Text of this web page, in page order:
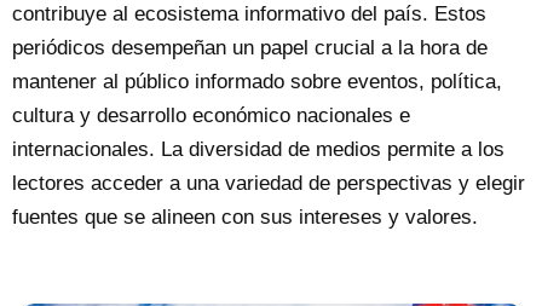
contribuye al ecosistema informativo del país. Estos
periódicos desempeñan un papel crucial a la hora de
mantener al público informado sobre eventos, política,
cultura y desarrollo económico nacionales e
internacionales. La diversidad de medios permite a los
lectores acceder a una variedad de perspectivas y elegir
fuentes que se alineen con sus intereses y valores.